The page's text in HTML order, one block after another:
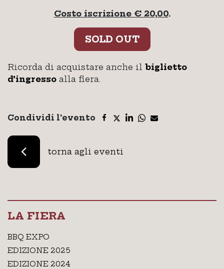
Costo iscrizione € 20,00.
SOLD OUT
Ricorda di acquistare anche il biglietto
d’ingresso alla fiera.
Condividi l'evento
torna agli eventi
LA FIERA
BBQ EXPO
EDIZIONE 2025
EDIZIONE 2024